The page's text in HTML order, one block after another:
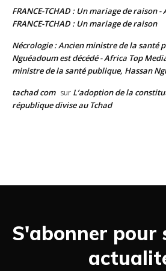
FRANCE-TCHAD : Un mariage de raison
FRANCE-TCHAD : Un mariage de raison
Nécrologie : Ancien ministre de la santé
Nguéadoum est décédé - Africa Top
ministre de la santé publique, Hassan
tachad com sur L’adoption de la
république divise au Tchad
S'abonner pour